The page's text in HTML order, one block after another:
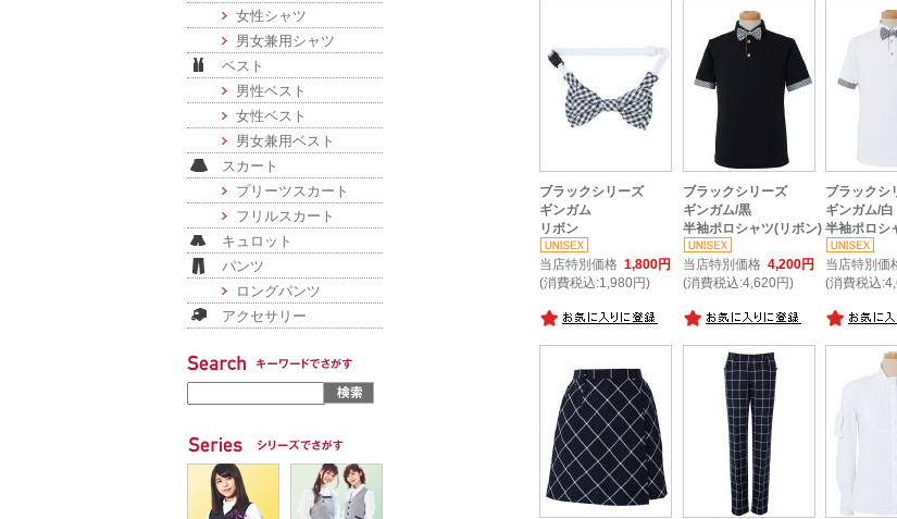
女性シャツ
男女兼用シャツ
ベスト
男性ベスト
女性ベスト
男女兼用ベスト
スカート
プリーツスカート
フリルスカート
キュロット
パンツ
ロングパンツ
アクセサリー
ブラックシリーズ
ギンガム
リボン
当店特別価格 1,800円
(消費税込:1,980円)
ブラックシリーズ
ギンガム/黒
半袖ポロシャツ(リボン)
当店特別価格 4,200円
(消費税込:4,620円)
ブラックシ
ギンガム/白
半袖ポロシ
当店特別価
(消費税込